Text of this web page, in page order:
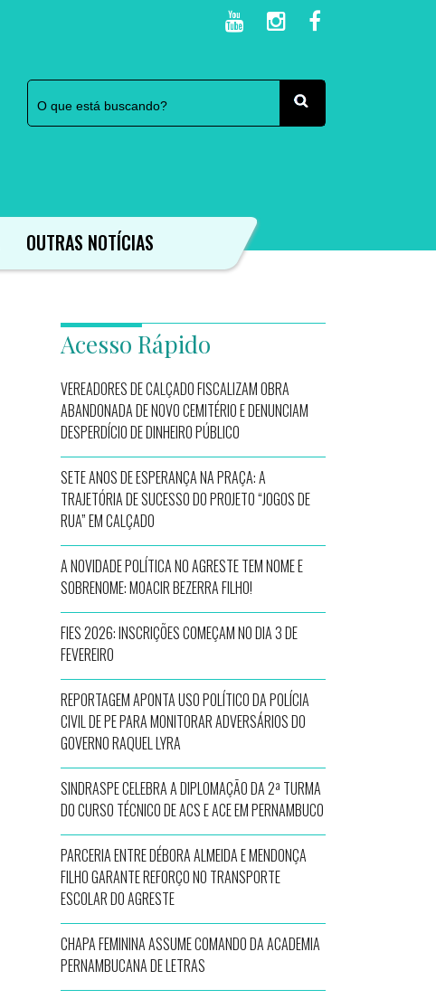
OUTRAS NOTÍCIAS
Acesso Rápido
VEREADORES DE CALÇADO FISCALIZAM OBRA
ABANDONADA DE NOVO CEMITÉRIO E DENUNCIAM
DESPERDÍCIO DE DINHEIRO PÚBLICO
SETE ANOS DE ESPERANÇA NA PRAÇA: A
TRAJETÓRIA DE SUCESSO DO PROJETO “JOGOS DE
RUA” EM CALÇADO
A NOVIDADE POLÍTICA NO AGRESTE TEM NOME E
SOBRENOME: MOACIR BEZERRA FILHO!
FIES 2026: INSCRIÇÕES COMEÇAM NO DIA 3 DE
FEVEREIRO
REPORTAGEM APONTA USO POLÍTICO DA POLÍCIA
CIVIL DE PE PARA MONITORAR ADVERSÁRIOS DO
GOVERNO RAQUEL LYRA
SINDRASPE CELEBRA A DIPLOMAÇÃO DA 2ª TURMA
DO CURSO TÉCNICO DE ACS E ACE EM PERNAMBUCO
PARCERIA ENTRE DÉBORA ALMEIDA E MENDONÇA
FILHO GARANTE REFORÇO NO TRANSPORTE
ESCOLAR DO AGRESTE
CHAPA FEMININA ASSUME COMANDO DA ACADEMIA
PERNAMBUCANA DE LETRAS